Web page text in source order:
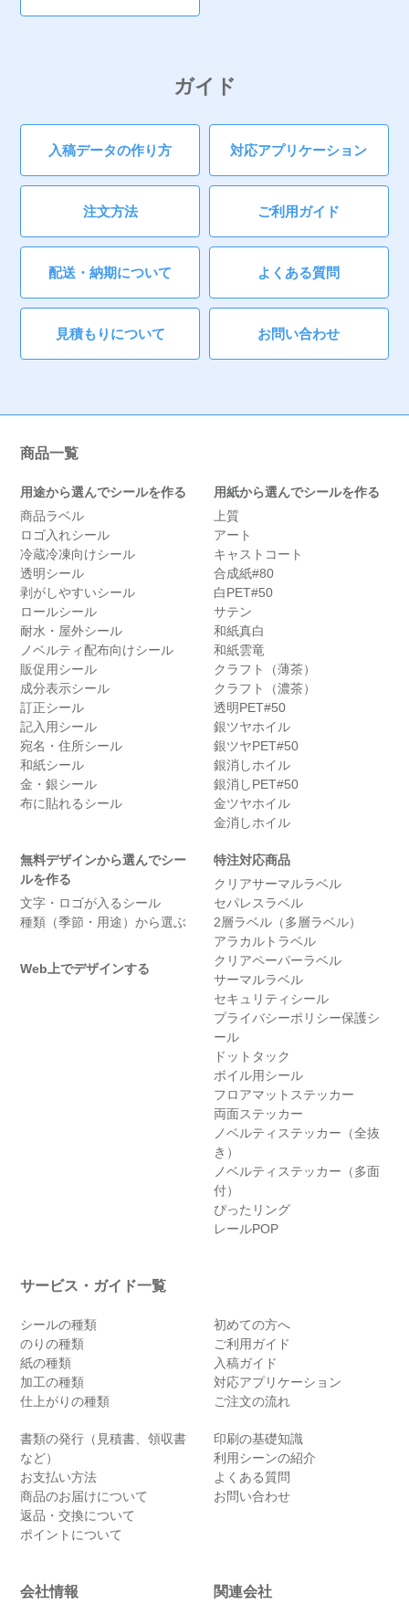
ガイド
入稿データの作り方 対応アプリケーション
注文方法 ご利用ガイド
配送・納期について よくある質問
見積もりについて お問い合わせ
商品一覧
用途から選んでシールを作る
商品ラベル
ロゴ入れシール
冷蔵冷凍向けシール
透明シール
剥がしやすいシール
ロールシール
耐水・屋外シール
ノベルティ配布向けシール
販促用シール
成分表示シール
訂正シール
記入用シール
宛名・住所シール
和紙シール
金・銀シール
布に貼れるシール
用紙から選んでシールを作る
上質
アート
キャストコート
合成紙#80
白PET#50
サテン
和紙真白
和紙雲竜
クラフト（薄茶）
クラフト（濃茶）
透明PET#50
銀ツヤホイル
銀ツヤPET#50
銀消しホイル
銀消しPET#50
金ツヤホイル
金消しホイル
無料デザインから選んでシー
ルを作る
文字・ロゴが入るシール
種類（季節・用途）から選ぶ
Web上でデザインする
特注対応商品
クリアサーマルラベル
セパレスラベル
2層ラベル（多層ラベル）
アラカルトラベル
クリアペーパーラベル
サーマルラベル
セキュリティシール
プライバシーポリシー保護シ
ール
ドットタック
ボイル用シール
フロアマットステッカー
両面ステッカー
ノベルティステッカー（全抜
き）
ノベルティステッカー（多面
付）
ぴったリング
レールPOP
サービス・ガイド一覧
シールの種類
のりの種類
紙の種類
加工の種類
仕上がりの種類
初めての方へ
ご利用ガイド
入稿ガイド
対応アプリケーション
ご注文の流れ
書類の発行（見積書、領収書
など）
お支払い方法
商品のお届けについて
返品・交換について
ポイントについて
印刷の基礎知識
利用シーンの紹介
よくある質問
お問い合わせ
会社情報 関連会社